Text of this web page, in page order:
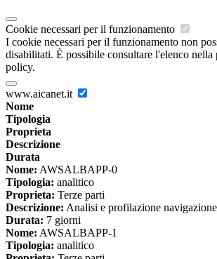
Cookie necessari per il funzionamento
I cookie necessari per il funzionamento non
disabilitati. È possibile consultare l'elenco nella
policy.
www.aicanet.it
Nome
Tipologia
Proprieta
Descrizione
Durata
Nome: AWSALBAPP-0
Tipologia: analitico
Proprieta: Terze parti
Descrizione: Analisi e profilazione
Durata: 7 giorni
Nome: AWSALBAPP-1
Tipologia: analitico